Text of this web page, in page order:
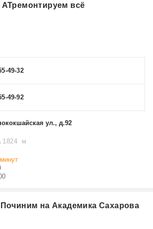
АТремонтируем всё
49-32
49-92
ул., д.92
1824 м
Починим на Академика Сахарова